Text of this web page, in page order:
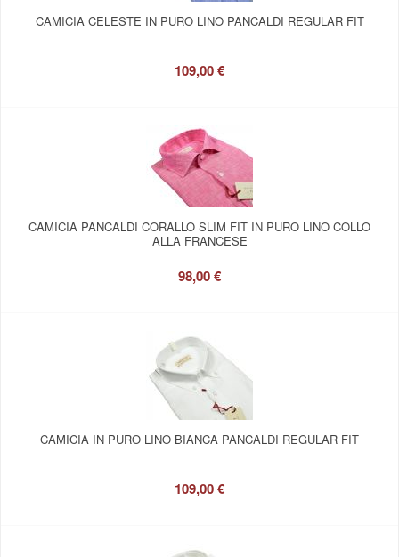
CAMICIA CELESTE IN PURO LINO PANCALDI REGULAR FIT
109,00 €
CAMICIA PANCALDI CORALLO SLIM FIT IN PURO LINO COLLO
ALLA FRANCESE
98,00 €
CAMICIA IN PURO LINO BIANCA PANCALDI REGULAR FIT
109,00 €